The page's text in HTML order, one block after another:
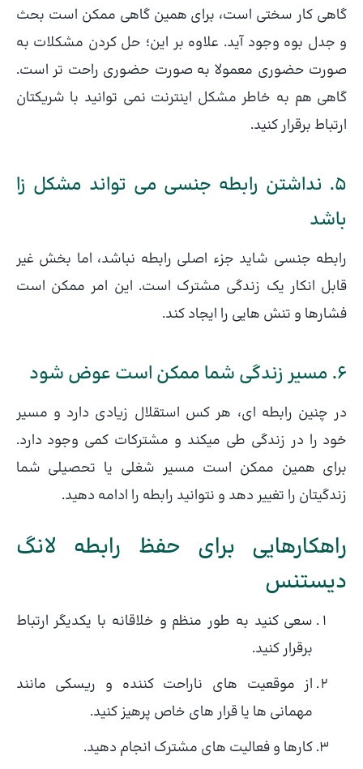
گاهی کار سختی است، برای همین گاهی ممکن است بحث
و جدل بوه وجود آید. علاوه بر این؛ حل کردن مشکلات به
صورت حضوری معمولا به صورت حضوری راحت تر است.
گاهی هم به خاطر مشکل اینترنت نمی توانید با شریکتان
ارتباط برقرار کنید.
5. نداشتن رابطه جنسی می تواند مشکل زا
باشد
رابطه جنسی شاید جزء اصلی رابطه نباشد، اما بخش غیر
قابل انکار یک زندگی مشترک است. این امر ممکن است
فشارها و تنش هایی را ایجاد کند.
6. مسیر زندگی شما ممکن است عوض شود
در چنین رابطه ای، هر کس استقلال زیادی دارد و مسیر
خود را در زندگی طی میکند و مشترکات کمی وجود دارد.
برای همین ممکن است مسیر شغلی یا تحصیلی شما
زندگیتان را تغییر دهد و نتوانید رابطه را ادامه دهید.
راهکارهایی برای حفظ رابطه لانگ
دیستنس
سعی کنید به طور منظم و خلاقانه با یکدیگر ارتباط
برقرار کنید.
از موقعیت های ناراحت کننده و ریسکی مانند
مهمانی ها یا قرار های خاص پرهیز کنید.
کارها و فعالیت های مشترک انجام دهید.